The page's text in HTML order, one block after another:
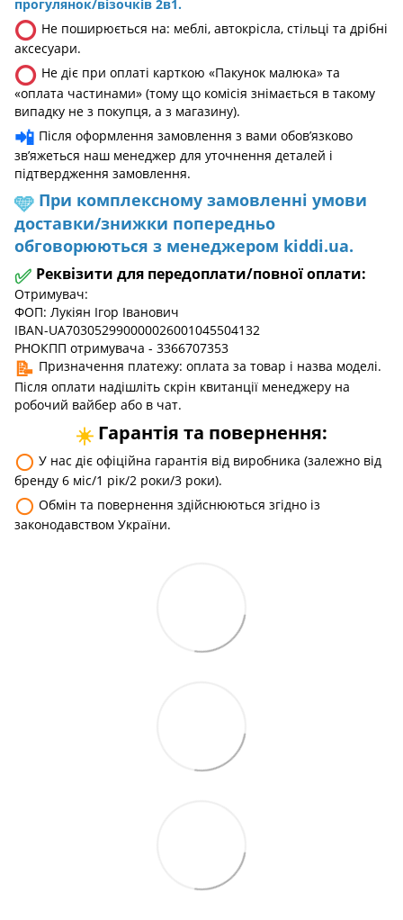
прогулянок/візочків 2в1.
⭕ Не поширюється на: меблі, автокрісла, стільці та дрібні
аксесуари.
⭕ Не діє при оплаті карткою «Пакунок малюка» та
«оплата частинами» (тому що комісія знімається в такому
випадку не з покупця, а з магазину).
📲 Після оформлення замовлення з вами обов’язково
зв’яжеться наш менеджер для уточнення деталей і
підтвердження замовлення.
🩵 При комплексному замовленні умови
доставки/знижки попередньо
обговорюються з менеджером kiddi.ua.
✅ Реквізити для передоплати/повної оплати:
Отримувач:
ФОП: Лукіян Ігор Іванович
IBAN-UA703052990000026001045504132
РНОКПП отримувача - 3366707353
📝 Призначення платежу: оплата за товар і назва моделі.
Після оплати надішліть скрін квитанції менеджеру на
робочий вайбер або в чат.
☀️ Гарантія та повернення:
⚪ У нас діє офіційна гарантія від виробника (залежно від
бренду 6 міс/1 рік/2 роки/3 роки).
⚪ Обмін та повернення здійснюються згідно із
законодавством України.